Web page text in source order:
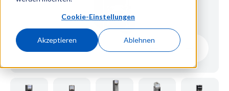
Cookie-Einstellungen
Akzeptieren Ablehnen